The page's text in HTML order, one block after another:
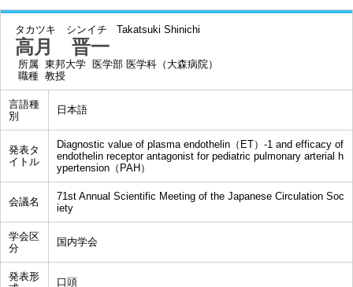
タカツキ シンイチ Takatsuki Shinichi
高月 晋一
所属 東邦大学 医学部 医学科（大森病院）
職種 教授
言語種
別
日本語
発表タ
イトル
Diagnostic value of plasma endothelin（ET）-1 and efficacy of
endothelin receptor antagonist for pediatric pulmonary arterial h
ypertension（PAH）
会議名
71st Annual Scientific Meeting of the Japanese Circulation Soc
iety
学会区
分
国内学会
発表形
口頭